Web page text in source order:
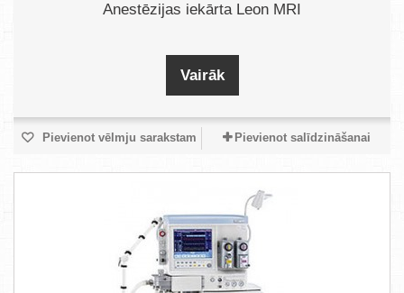
Anestēzijas iekārta Leon MRI
Vairāk
Pievienot vēlmju sarakstam Pievienot salīdzināšanai